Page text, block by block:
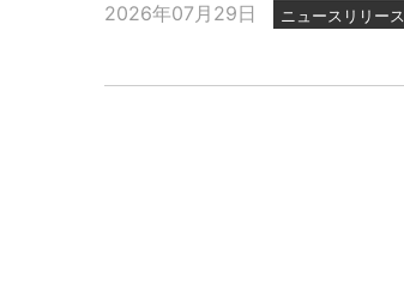
2026年07月29日 ニュースリリース